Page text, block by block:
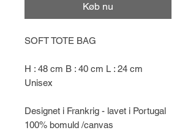
Køb nu
SOFT TOTE BAG
H : 48 cm B : 40 cm L : 24 cm
Unisex
Designet i Frankrig - lavet i Portugal
100% bomuld /canvas